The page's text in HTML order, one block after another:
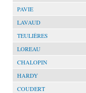
PAVIE
LAVAUD
TEULIÈRES
LOREAU
CHALOPIN
HARDY
COUDERT